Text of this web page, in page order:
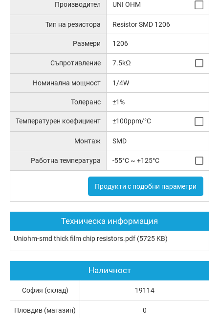
Производител UNI OHM
Тип на резистора Resistor SMD 1206
Размери 1206
Съпротивление 7.5kΩ
Номинална мощност 1/4W
Толеранс ±1%
Температурен коефициент ±100ppm/°C
Монтаж SMD
Работна температура -55°C ~ +125°C
Продукти с подобни параметри
Техническа информация
Uniohm-smd thick film chip resistors.pdf (5725 KB)
Наличност
София (склад) 19114
Пловдив (магазин) 0